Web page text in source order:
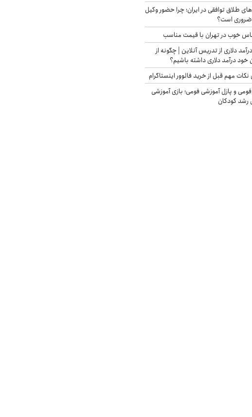
طلاق توافقی در ایران؛ چرا حضور وکیل
است؟
خوب در تهران با قیمت مناسب
دلاری از تدریس آنلاین | چگونه از
خود درآمد دلاری داشته باشیم؟
مهم قبل از خرید فالوور اینستاگرام
و پازل آموزشی فومی؛ بازی آموزشی
رشد کودکان